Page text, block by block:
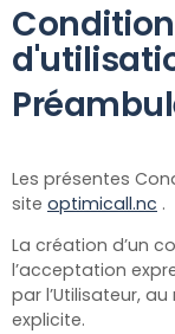
Les présentes
site optimicall.nc .
La création d’un
l’acceptation
par l’Utilisateur,
explicite.